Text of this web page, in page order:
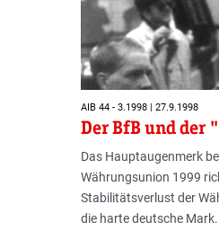
AIB 44 - 3.1998 | 27.9.1998
Der BfB und der
Das Hauptaugenmerk
Währungsunion 1999
Stabilitätsverlust der
die harte deutsche